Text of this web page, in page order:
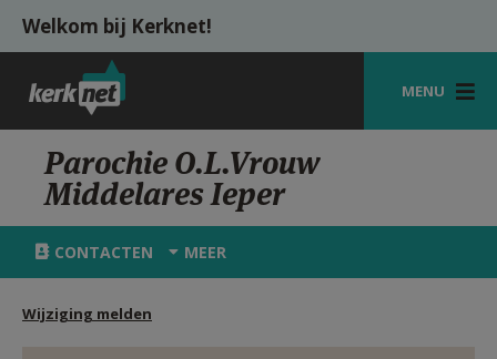
Overslaan en naar de inhoud gaan
Welkom bij Kerknet!
MENU
STARTPAGINA
KERK
VIERINGEN
Parochie O.L.Vrouw
Middelares Ieper
CONTACTEN MEER
Wijziging melden